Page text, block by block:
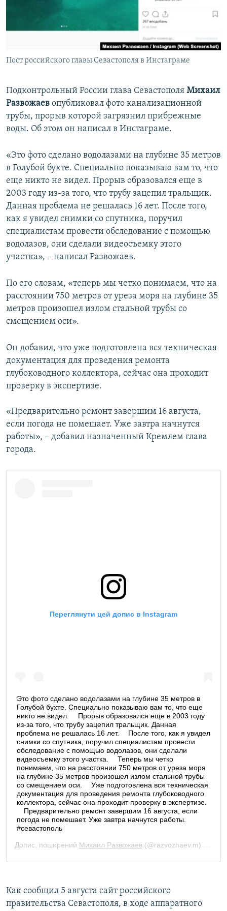
ПОБЕДИТЕЛЕЙ НЕ СУДЯТ?
КРЫМ.НЕПОКОРЕННЫЙ
УКРАИНСКАЯ ПРОБЛЕМА КРЫМА
ПРИСОЕДИНЯЙТЕСЬ!
Пост российского главы Севастополя в Инстаграме
Подконтрольный России глава Севастополя Михаил
Развожаев опубликовал фото канализационной
трубы, прорыв которой загрязнил прибрежные
воды. Об этом он написал в Инстаграме.
«Это фото сделано водолазами на глубине 35 метров
в Голубой бухте. Специально показываю вам то, что
еще никто не видел. Прорыв образовался еще в
2003 году из-за того, что трубу зацепил тральщик.
Данная проблема не решалась 16 лет. После того,
как я увидел снимки со спутника, поручил
специалистам провести обследование с помощью
водолазов, они сделали видеосъемку этого
участка», – написал Развожаев.
По его словам, «теперь мы четко понимаем, что на
расстоянии 750 метров от уреза моря на глубине 35
метров произошел излом стальной трубы со
смещением оси».
Он добавил, что уже подготовлена вся техническая
документация для проведения ремонта
глубоководного коллектора, сейчас она проходит
проверку в экспертизе.
«Предварительно ремонт завершим 16 августа,
если погода не помешает. Уже завтра начнутся
работы», – добавил назначенный Кремлем глава
города.
Как сообщил 5 августа сайт российского
правительства Севастополя, в ходе аппаратного